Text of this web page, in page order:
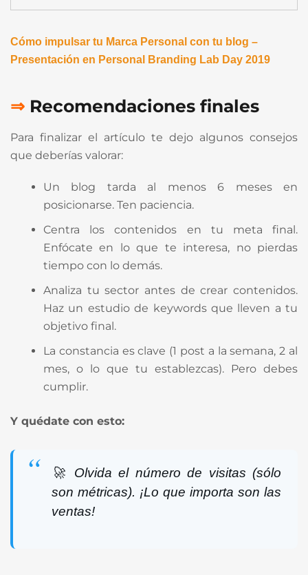
Cómo impulsar tu Marca Personal con tu blog –
Presentación en Personal Branding Lab Day 2019
⇒ Recomendaciones finales
Para finalizar el artículo te dejo algunos consejos
que deberías valorar:
Un blog tarda al menos 6 meses en
posicionarse. Ten paciencia.
Centra los contenidos en tu meta final.
Enfócate en lo que te interesa, no pierdas
tiempo con lo demás.
Analiza tu sector antes de crear contenidos.
Haz un estudio de keywords que lleven a tu
objetivo final.
La constancia es clave (1 post a la semana, 2 al
mes, o lo que tu establezcas). Pero debes
cumplir.
Y quédate con esto:
🚀 Olvida el número de visitas (sólo
son métricas). ¡Lo que importa son las
ventas!